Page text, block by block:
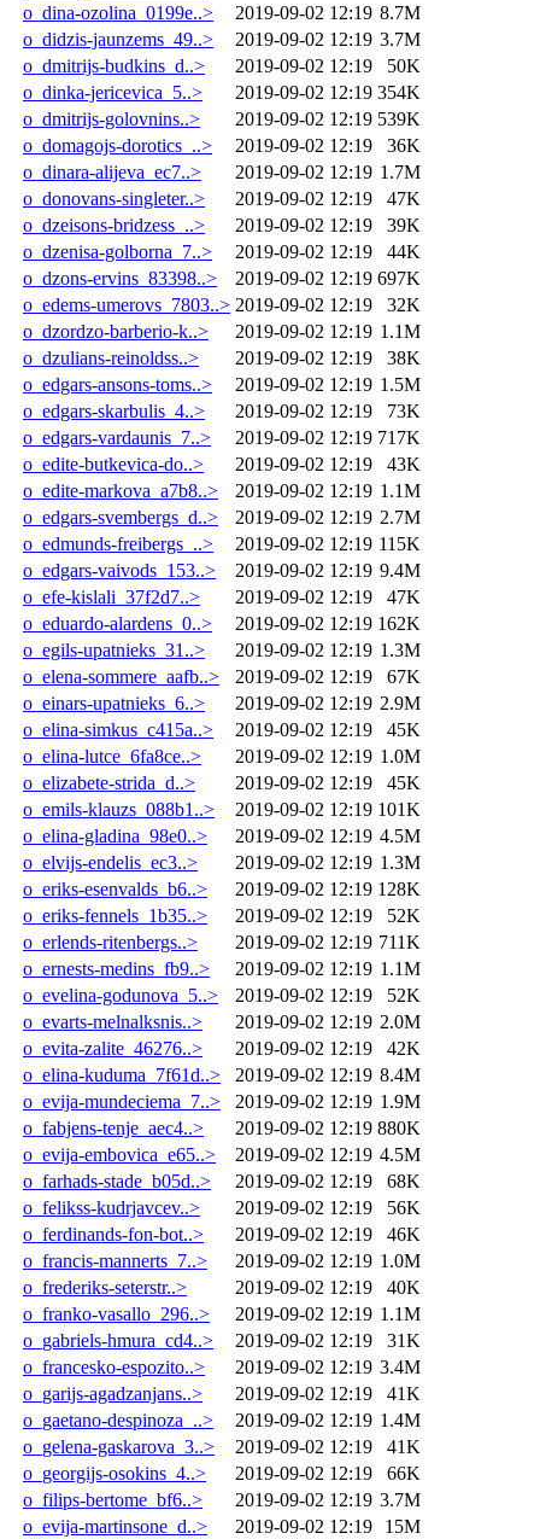
o_dina-ozolina_0199e..>
2019-09-02 12:19 8.7M
o_didzis-jaunzems_49..>
2019-09-02 12:19 3.7M
o_dmitrijs-budkins_d..>
2019-09-02 12:19
50K
o_dinka-jericevica_5..>
2019-09-02 12:19 354K
o_dmitrijs-golovnins..>
2019-09-02 12:19 539K
o_domagojs-dorotics_..>
2019-09-02 12:19
36K
o_dinara-alijeva_ec7..>
2019-09-02 12:19 1.7M
o_donovans-singleter..>
2019-09-02 12:19
47K
o_dzeisons-bridzess_..>
2019-09-02 12:19
39K
o_dzenisa-golborna_7..>
2019-09-02 12:19
44K
o_dzons-ervins_83398..>
2019-09-02 12:19 697K
o_edems-umerovs_7803..> 2019-09-02 12:19
32K
o_dzordzo-barberio-k..>
2019-09-02 12:19 1.1M
o_dzulians-reinoldss..>
2019-09-02 12:19
38K
o_edgars-ansons-toms..>
2019-09-02 12:19 1.5M
o_edgars-skarbulis_4..>
2019-09-02 12:19
73K
o_edgars-vardaunis_7..>
2019-09-02 12:19 717K
o_edite-butkevica-do..>
2019-09-02 12:19
43K
o_edite-markova_a7b8..>
2019-09-02 12:19 1.1M
o_edgars-svembergs_d..>
2019-09-02 12:19 2.7M
o_edmunds-freibergs_..>
2019-09-02 12:19 115K
o_edgars-vaivods_153..>
2019-09-02 12:19 9.4M
o_efe-kislali_37f2d7..>
2019-09-02 12:19
47K
o_eduardo-alardens_0..>
2019-09-02 12:19 162K
o_egils-upatnieks_31..>
2019-09-02 12:19 1.3M
o_elena-sommere_aafb..>
2019-09-02 12:19
67K
o_einars-upatnieks_6..>
2019-09-02 12:19 2.9M
o_elina-simkus_c415a..>
2019-09-02 12:19
45K
o_elina-lutce_6fa8ce..>
2019-09-02 12:19 1.0M
o_elizabete-strida_d..>
2019-09-02 12:19
45K
o_emils-klauzs_088b1..>
2019-09-02 12:19 101K
o_elina-gladina_98e0..>
2019-09-02 12:19 4.5M
o_elvijs-endelis_ec3..>
2019-09-02 12:19 1.3M
o_eriks-esenvalds_b6..>
2019-09-02 12:19 128K
o_eriks-fennels_1b35..>
2019-09-02 12:19
52K
o_erlends-ritenbergs..>
2019-09-02 12:19 711K
o_ernests-medins_fb9..>
2019-09-02 12:19 1.1M
o_evelina-godunova_5..>
2019-09-02 12:19
52K
o_evarts-melnalksnis..>
2019-09-02 12:19 2.0M
o_evita-zalite_46276..>
2019-09-02 12:19
42K
o_elina-kuduma_7f61d..>
2019-09-02 12:19 8.4M
o_evija-mundeciema_7..>
2019-09-02 12:19 1.9M
o_fabjens-tenje_aec4..>
2019-09-02 12:19 880K
o_evija-embovica_e65..>
2019-09-02 12:19 4.5M
o_farhads-stade_b05d..>
2019-09-02 12:19
68K
o_felikss-kudrjavcev..>
2019-09-02 12:19
56K
o_ferdinands-fon-bot..>
2019-09-02 12:19
46K
o_francis-mannerts_7..>
2019-09-02 12:19 1.0M
o_frederiks-seterstr..>
2019-09-02 12:19
40K
o_franko-vasallo_296..>
2019-09-02 12:19 1.1M
o_gabriels-hmura_cd4..>
2019-09-02 12:19
31K
o_francesko-espozito..>
2019-09-02 12:19 3.4M
o_garijs-agadzanjans..>
2019-09-02 12:19
41K
o_gaetano-despinoza_..>
2019-09-02 12:19 1.4M
o_gelena-gaskarova_3..>
2019-09-02 12:19
41K
o_georgijs-osokins_4..>
2019-09-02 12:19
66K
o_filips-bertome_bf6..>
2019-09-02 12:19 3.7M
o_evija-martinsone_d..>
2019-09-02 12:19 15M